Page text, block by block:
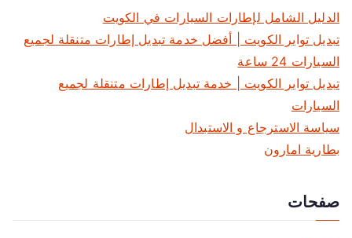
الدليل الشامل لإطارات السيارات في الكويت
تبديل تواير الكويت | أفضل خدمة تبديل إطارات متنقلة لجميع
السيارات 24 ساعة
تبديل تواير الكويت | خدمة تبديل إطارات متنقلة لجميع
السيارات
سياسة الاسترجاع و الاستبدال
بطارية امارون
صفحات